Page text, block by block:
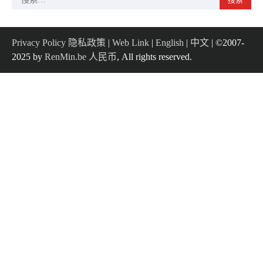
Privacy Policy 隐私政策 | Web Link | English | 中文 | ©2007-
2025 by RenMin.be 人民币, All rights reserved.